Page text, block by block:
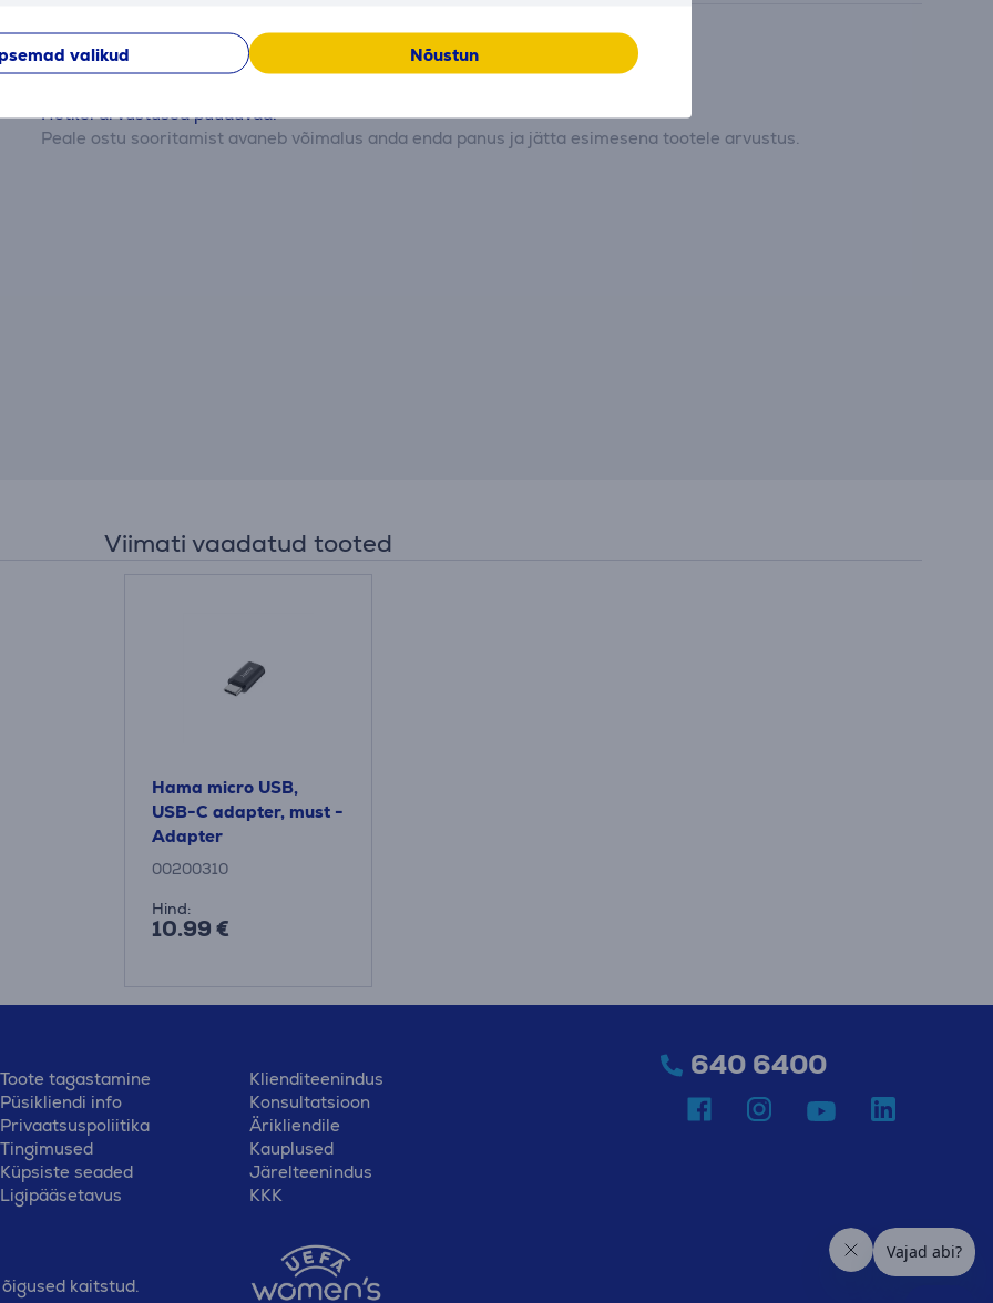
valikud Nõustun
Hetkel arvustused puuduvad.
Peale ostu sooritamist avaneb võimalus anda enda panus ja jätta esimesena tootele arvustus.
Viimati vaadatud tooted
Hama micro USB,
USB-C adapter, must -
Adapter
00200310
Hind:
10.99 €
Toote tagastamine
Püsikliendi info
Privaatsuspoliitika
Tingimused
Küpsiste seaded
Ligipääsetavus
Klienditeenindus
Konsultatsioon
Ärikliendile
Kauplused
Järelteenindus
KKK
640 6400
kaitstud.